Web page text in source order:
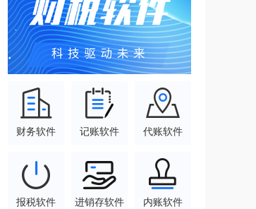
财务软件 记账软件 代账软件
报税软件 进销存软件 内账软件